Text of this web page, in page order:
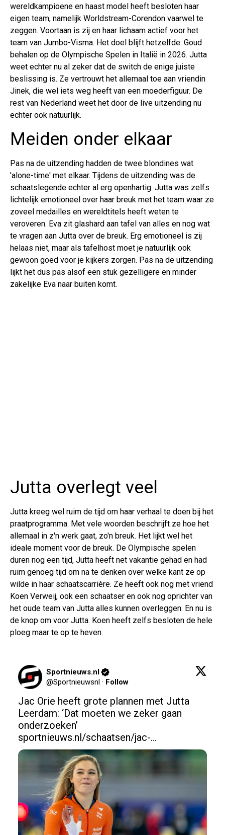
wereldkampioene en haast model heeft besloten haar
eigen team, namelijk Worldstream-Corendon vaarwel te
zeggen. Voortaan is zij en haar lichaam actief voor het
team van Jumbo-Visma. Het doel blijft hetzelfde: Goud
behalen op de Olympische Spelen in Italië in 2026. Jutta
weet echter nu al zeker dat de switch de enige juiste
beslissing is. Ze vertrouwt het allemaal toe aan vriendin
Jinek, die wel iets weg heeft van een moederfiguur. De
rest van Nederland weet het door de live uitzending nu
echter ook natuurlijk.
Meiden onder elkaar
Pas na de uitzending hadden de twee blondines wat
'alone-time' met elkaar. Tijdens de uitzending was de
schaatslegende echter al erg openhartig. Jutta was zelfs
lichtelijk emotioneel over haar breuk met het team waar ze
zoveel medailles en wereldtitels heeft weten te
veroveren. Eva zit glashard aan tafel van alles en nog wat
te vragen aan Jutta over de breuk. Erg emotioneel is zij
helaas niet, maar als tafelhost moet je natuurlijk ook
gewoon goed voor je kijkers zorgen. Pas na de uitzending
lijkt het dus pas alsof een stuk gezelligere en minder
zakelijke Eva naar buiten komt.
Jutta overlegt veel
Jutta kreeg wel ruim de tijd om haar verhaal te doen bij het
praatprogramma. Met vele woorden beschrijft ze hoe het
allemaal in z'n werk gaat, zo'n breuk. Het lijkt wel het
ideale moment voor de breuk. De Olympische spelen
duren nog een tijd, Jutta heeft net vakantie gehad en had
ruim genoeg tijd om na te denken over welke kant ze op
wilde in haar schaatscarrière. Ze heeft ook nog met vriend
Koen Verweij, ook een schaatser en ook nog oprichter van
het oude team van Jutta alles kunnen overleggen. En nu is
de knop om voor Jutta. Koen heeft zelfs besloten de hele
ploeg maar te op te heven.
Sportnieuws.nl
@Sportnieuwsnl · Follow
Jac Orie heeft grote plannen met Jutta
Leerdam: ‘Dat moeten we zeker gaan
sportnieuws.nl/schaatsen/jac-…